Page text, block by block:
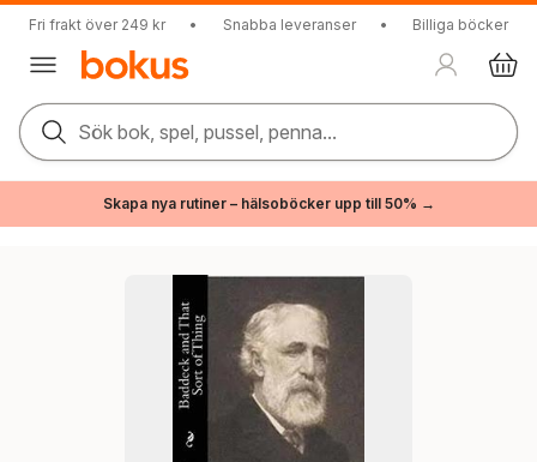
Fri frakt över 249 kr • Snabba leveranser • Billiga böcker
Sök bok, spel, pussel, penna...
Skapa nya rutiner – hälsoböcker upp till 50% →